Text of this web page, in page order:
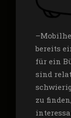
–
bereits
für ein
sind
zu